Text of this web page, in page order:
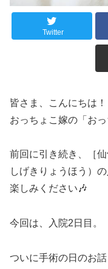
Twitter
皆さま、こんにちは！
おっちょこ嫁の「お
前回に引き続き、［
しげきりょうほう）
楽しみください🎶
今回は、入院2 日目。
ついに手術の日のお